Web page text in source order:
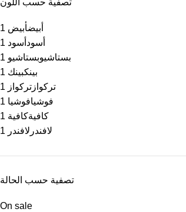
تصفية حسب اللون
أبيضأبيض 1
أسود أسود 1
بستاشيوبستاشيو 1
بينكبينك 1
تركواز تركواز 1
فوشيافوشيا 1
كافيةكافية 1
لافندر لافندر 1
تصفية حسب الحالة
On sale